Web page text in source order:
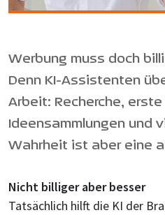
Werbung muss doch
Denn KI-Assistenten
Arbeit: Recherche,
Ideensammlungen und
Wahrheit ist aber eine
Nicht billiger aber besser
Tatsächlich hilft die KI der